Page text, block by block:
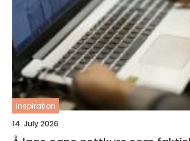
inspiration
14. July 2026